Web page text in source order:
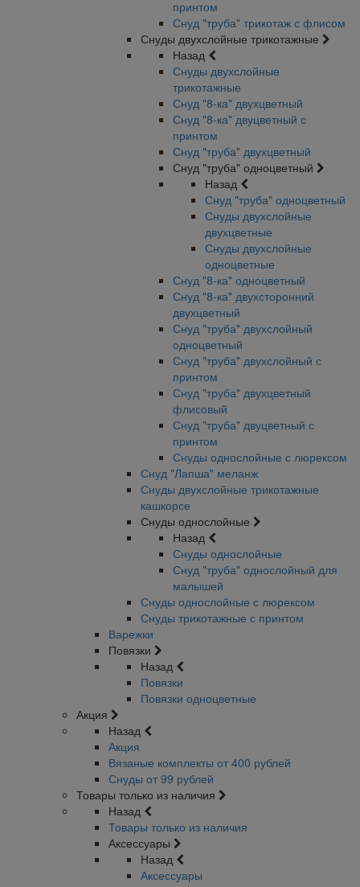
принтом
Снуд "труба" трикотаж с флисом
Снуды двухслойные трикотажные
Назад
Снуды двухслойные
трикотажные
Снуд "8-ка" двухцветный
Снуд "8-ка" двуцветный с
принтом
Снуд "труба" двухцветный
Снуд "труба" одноцветный
Назад
Снуд "труба" одноцветный
Снуды двухслойные
двухцветные
Снуды двухслойные
одноцветные
Снуд "8-ка" одноцветный
Снуд "8-ка" двухсторонний
двухцветный
Снуд "труба" двухслойный
одноцветный
Снуд "труба" двухслойный с
принтом
Снуд "труба" двухцветный
флисовый
Снуд "труба" двуцветный с
принтом
Снуды однослойные с люрексом
Снуд "Лапша" меланж
Снуды двухслойные трикотажные
кашкорсе
Снуды однослойные
Назад
Снуды однослойные
Снуд "труба" однослойный для
малышей
Снуды однослойные с люрексом
Снуды трикотажные с принтом
Варежки
Повязки
Назад
Повязки
Повязки одноцветные
Акция
Назад
Акция
Вязаные комплекты от 400 рублей
Снуды от 99 рублей
Товары только из наличия
Назад
Товары только из наличия
Аксессуары
Назад
Аксессуары